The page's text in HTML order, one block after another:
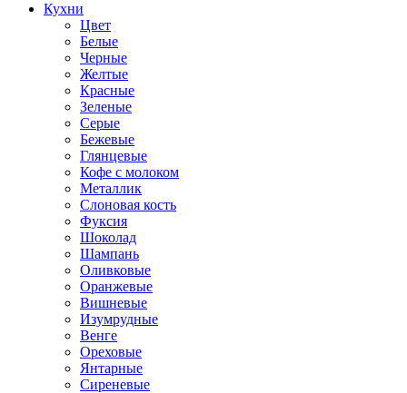
Кухни
Цвет
Белые
Черные
Желтые
Красные
Зеленые
Серые
Бежевые
Глянцевые
Кофе с молоком
Металлик
Слоновая кость
Фуксия
Шоколад
Шампань
Оливковые
Оранжевые
Вишневые
Изумрудные
Венге
Ореховые
Янтарные
Сиреневые